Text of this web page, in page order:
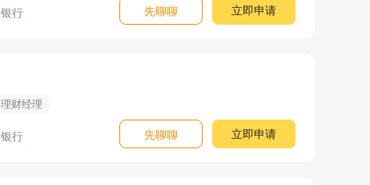
银行 先聊聊 立即申请
理财经理
银行 先聊聊 立即申请